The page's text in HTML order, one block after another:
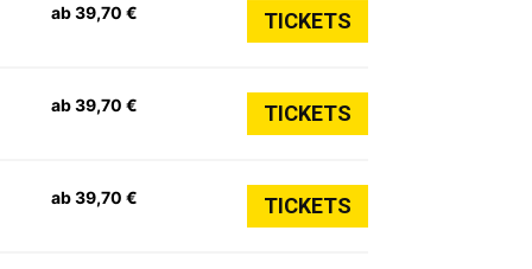
ab 39,70 € TICKETS
ab 39,70 € TICKETS
ab 39,70 € TICKETS